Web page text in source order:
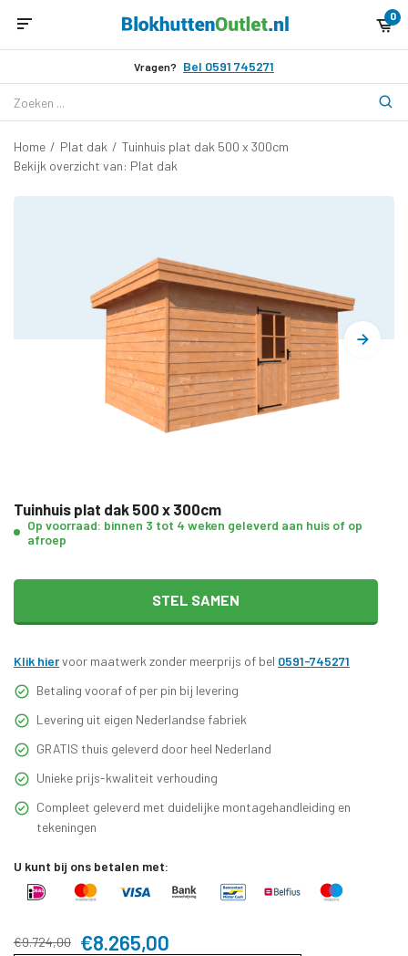
0
Vragen? Bel 0591 745271
Home / Plat dak / Tuinhuis plat dak 500 x 300cm
Bekijk overzicht van: Plat dak
Tuinhuis plat dak 500 x 300cm
Op voorraad: binnen 3 tot 4 weken geleverd aan huis of op
afroep
STEL SAMEN
Klik hiervoor maatwerk zonder meerprijs of bel 0591-745271
Betaling vooraf of per pin bij levering
Levering uit eigen Nederlandse fabriek
GRATIS thuis geleverd door heel Nederland
Unieke prijs-kwaliteit verhouding
Compleet geleverd met duidelijke montagehandleiding en
tekeningen
U kunt bij ons betalen met:
€9.724,00 €8.265,00